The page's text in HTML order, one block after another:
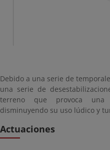
Debido a una serie de
una serie de
terreno que provoca una
disminuyendo su uso lúdico y
Actuaciones